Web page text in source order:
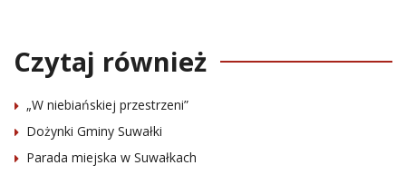
Czytaj również
„W niebiańskiej przestrzeni”
Dożynki Gminy Suwałki
Parada miejska w Suwałkach